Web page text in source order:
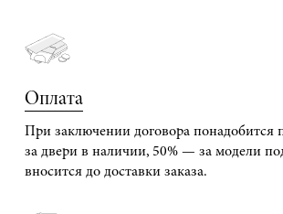
Оплата
При заключении договора понадобится
за двери в наличии, 50% — за модели
вносится до доставки заказа.